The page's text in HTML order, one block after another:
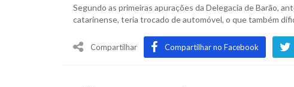
Segundo as primeiras apurações da Delegacia de Barão,
catarinense, teria trocado de automóvel, o que também
Compartilhar Compartilhar no Facebook